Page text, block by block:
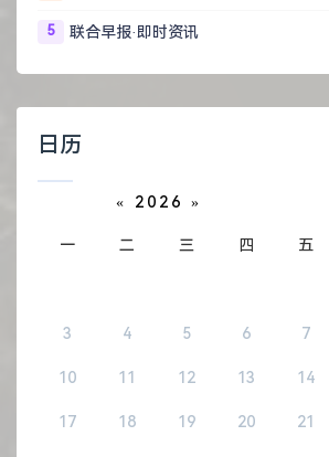
5 联合早报·即时资讯
日历
« 2026 »
一 二 三 四 五
3 4 5 6 7
10 11 12 13 14
17 18 19 20 21